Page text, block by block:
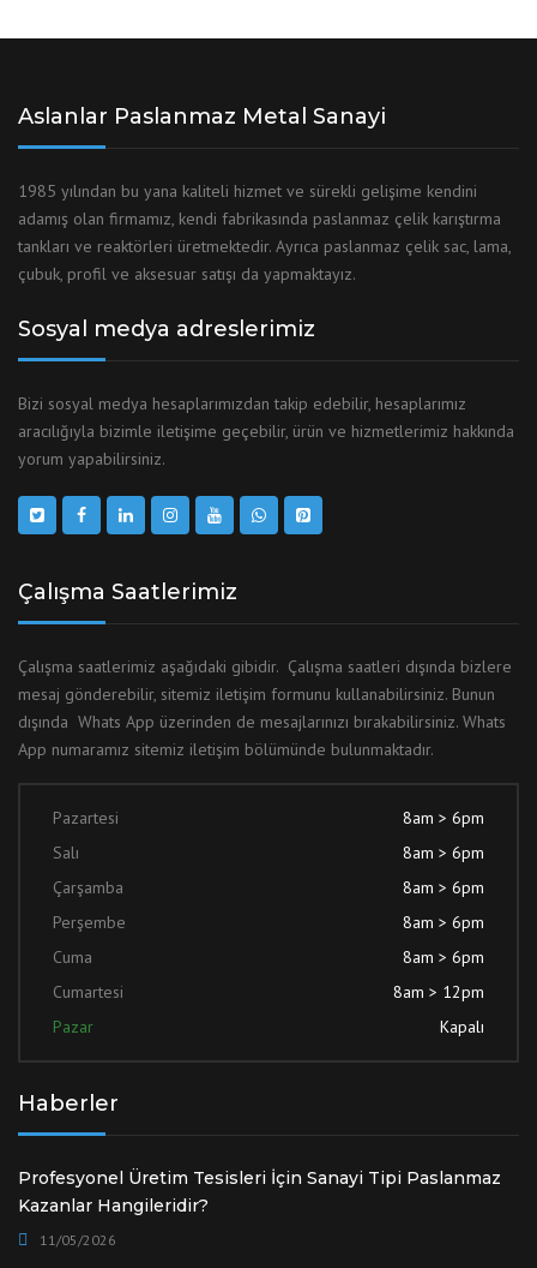
Aslanlar Paslanmaz Metal Sanayi
1985 yılından bu yana kaliteli hizmet ve sürekli gelişime kendini
adamış olan firmamız, kendi fabrikasında paslanmaz çelik karıştırma
tankları ve reaktörleri üretmektedir. Ayrıca paslanmaz çelik sac, lama,
çubuk, profil ve aksesuar satışı da yapmaktayız.
Sosyal medya adreslerimiz
Bizi sosyal medya hesaplarımızdan takip edebilir, hesaplarımız
aracılığıyla bizimle iletişime geçebilir, ürün ve hizmetlerimiz hakkında
yorum yapabilirsiniz.
Çalışma Saatlerimiz
Çalışma saatlerimiz aşağıdaki gibidir. Çalışma saatleri dışında bizlere
mesaj gönderebilir, sitemiz iletişim formunu kullanabilirsiniz. Bunun
dışında Whats App üzerinden de mesajlarınızı bırakabilirsiniz. Whats
App numaramız sitemiz iletişim bölümünde bulunmaktadır.
Pazartesi
8am > 6pm
Salı
8am > 6pm
Çarşamba
8am > 6pm
Perşembe
8am > 6pm
Cuma
8am > 6pm
Cumartesi
8am > 12pm
Pazar
Kapalı
Haberler
Profesyonel Üretim Tesisleri İçin Sanayi Tipi Paslanmaz
Kazanlar Hangileridir?
11/05/2026